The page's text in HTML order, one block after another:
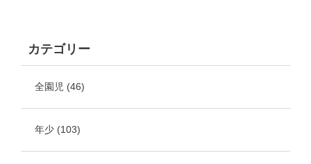
カテゴリー
全園児 (46)
年少 (103)